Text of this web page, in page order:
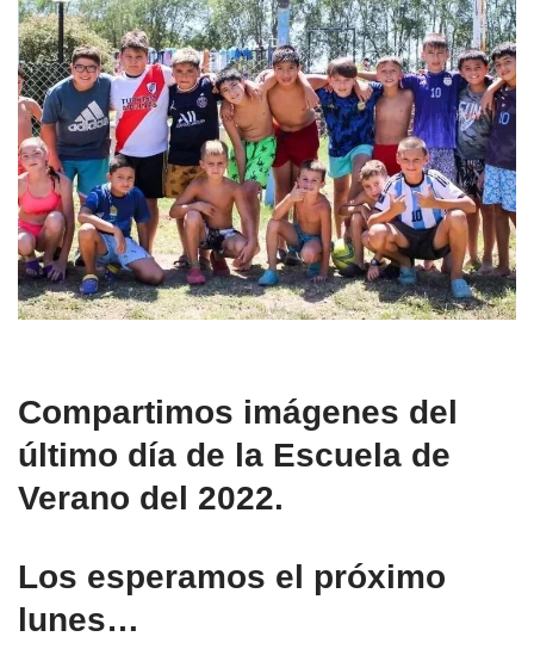
Compartimos imágenes del
último día de la Escuela de
Verano del 2022.
Los esperamos el próximo
lunes…